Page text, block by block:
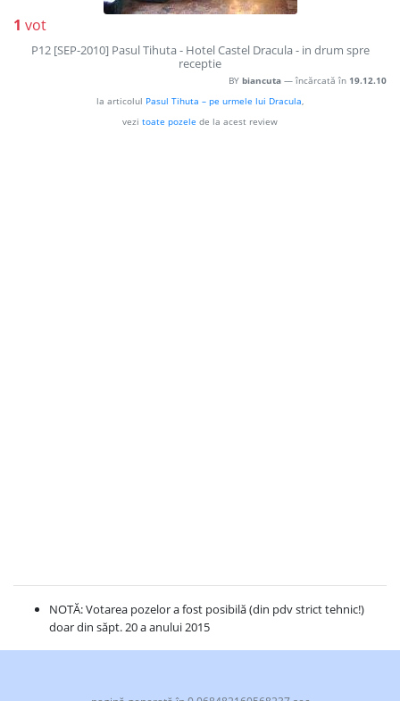
1 vot
P12 [SEP-2010] Pasul Tihuta - Hotel Castel Dracula - in drum spre
receptie
BY biancuta — încărcată în 19.12.10
la articolul Pasul Tihuta – pe urmele lui Dracula,
vezi toate pozele de la acest review
NOTĂ: Votarea pozelor a fost posibilă (din pdv strict tehnic!)
doar din săpt. 20 a anului 2015